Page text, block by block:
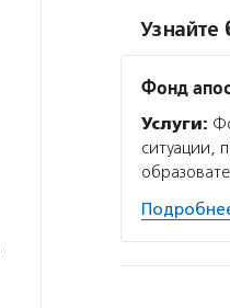
Узнайте
Фонд
Услуги:
ситуации,